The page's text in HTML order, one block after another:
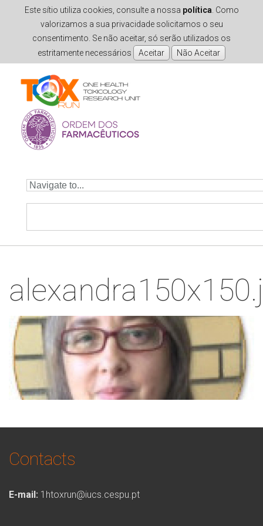
Este sítio utiliza cookies, consulte a nossa política . Como
valorizamos a sua privacidade solicitamos o seu
consentimento. Se não aceitar, só serão utilizados os
estritamente necessários
Contacts
E-mail: 1htoxrun@iucs.cespu.pt